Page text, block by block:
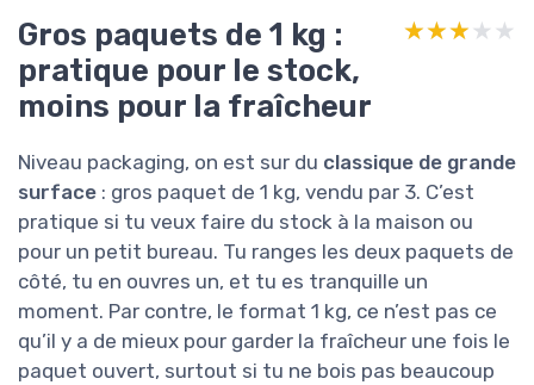
Gros paquets de 1 kg :
pratique pour le stock,
moins pour la fraîcheur
★★★★★
★★★★★
Niveau packaging, on est sur du classique de grande
surface : gros paquet de 1 kg, vendu par 3. C’est
pratique si tu veux faire du stock à la maison ou
pour un petit bureau. Tu ranges les deux paquets de
côté, tu en ouvres un, et tu es tranquille un
moment. Par contre, le format 1 kg, ce n’est pas ce
qu’il y a de mieux pour garder la fraîcheur une fois le
paquet ouvert, surtout si tu ne bois pas beaucoup